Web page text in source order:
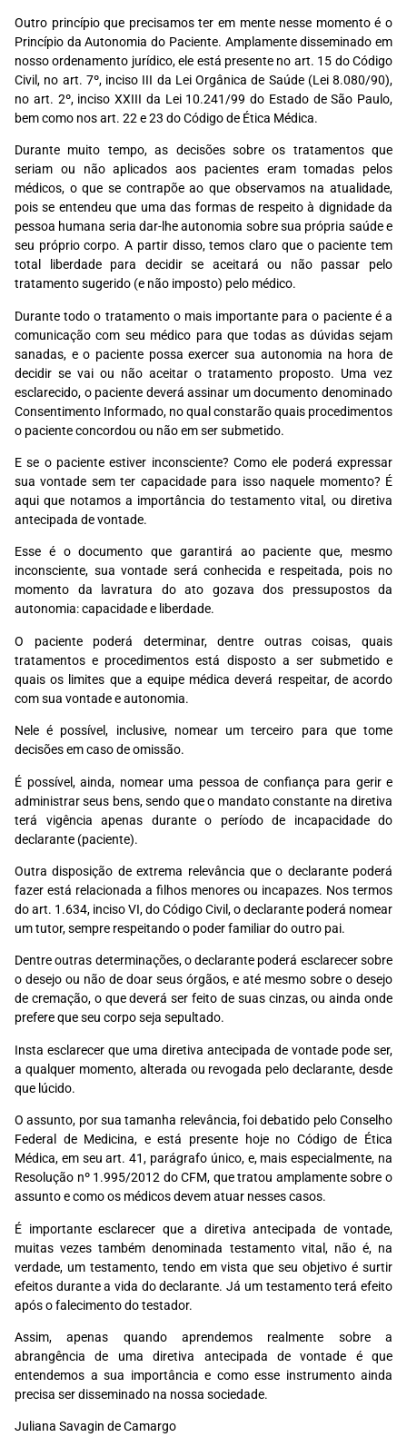
Outro princípio que precisamos ter em mente nesse momento é o
Princípio da Autonomia do Paciente. Amplamente disseminado em
nosso ordenamento jurídico, ele está presente no art. 15 do Código
Civil, no art. 7º, inciso III da Lei Orgânica de Saúde (Lei 8.080/90),
no art. 2º, inciso XXIII da Lei 10.241/99 do Estado de São Paulo,
bem como nos art. 22 e 23 do Código de Ética Médica.
Durante muito tempo, as decisões sobre os tratamentos que
seriam ou não aplicados aos pacientes eram tomadas pelos
médicos, o que se contrapõe ao que observamos na atualidade,
pois se entendeu que uma das formas de respeito à dignidade da
pessoa humana seria dar-lhe autonomia sobre sua própria saúde e
seu próprio corpo. A partir disso, temos claro que o paciente tem
total liberdade para decidir se aceitará ou não passar pelo
tratamento sugerido (e não imposto) pelo médico.
Durante todo o tratamento o mais importante para o paciente é a
comunicação com seu médico para que todas as dúvidas sejam
sanadas, e o paciente possa exercer sua autonomia na hora de
decidir se vai ou não aceitar o tratamento proposto. Uma vez
esclarecido, o paciente deverá assinar um documento denominado
Consentimento Informado, no qual constarão quais procedimentos
o paciente concordou ou não em ser submetido.
E se o paciente estiver inconsciente? Como ele poderá expressar
sua vontade sem ter capacidade para isso naquele momento? É
aqui que notamos a importância do testamento vital, ou diretiva
antecipada de vontade.
Esse é o documento que garantirá ao paciente que, mesmo
inconsciente, sua vontade será conhecida e respeitada, pois no
momento da lavratura do ato gozava dos pressupostos da
autonomia: capacidade e liberdade.
O paciente poderá determinar, dentre outras coisas, quais
tratamentos e procedimentos está disposto a ser submetido e
quais os limites que a equipe médica deverá respeitar, de acordo
com sua vontade e autonomia.
Nele é possível, inclusive, nomear um terceiro para que tome
decisões em caso de omissão.
É possível, ainda, nomear uma pessoa de confiança para gerir e
administrar seus bens, sendo que o mandato constante na diretiva
terá vigência apenas durante o período de incapacidade do
declarante (paciente).
Outra disposição de extrema relevância que o declarante poderá
fazer está relacionada a filhos menores ou incapazes. Nos termos
do art. 1.634, inciso VI, do Código Civil, o declarante poderá nomear
um tutor, sempre respeitando o poder familiar do outro pai.
Dentre outras determinações, o declarante poderá esclarecer sobre
o desejo ou não de doar seus órgãos, e até mesmo sobre o desejo
de cremação, o que deverá ser feito de suas cinzas, ou ainda onde
prefere que seu corpo seja sepultado.
Insta esclarecer que uma diretiva antecipada de vontade pode ser,
a qualquer momento, alterada ou revogada pelo declarante, desde
que lúcido.
O assunto, por sua tamanha relevância, foi debatido pelo Conselho
Federal de Medicina, e está presente hoje no Código de Ética
Médica, em seu art. 41, parágrafo único, e, mais especialmente, na
Resolução nº 1.995/2012 do CFM, que tratou amplamente sobre o
assunto e como os médicos devem atuar nesses casos.
É importante esclarecer que a diretiva antecipada de vontade,
muitas vezes também denominada testamento vital, não é, na
verdade, um testamento, tendo em vista que seu objetivo é surtir
efeitos durante a vida do declarante. Já um testamento terá efeito
após o falecimento do testador.
Assim, apenas quando aprendemos realmente sobre a
abrangência de uma diretiva antecipada de vontade é que
entendemos a sua importância e como esse instrumento ainda
precisa ser disseminado na nossa sociedade.
Juliana Savagin de Camargo